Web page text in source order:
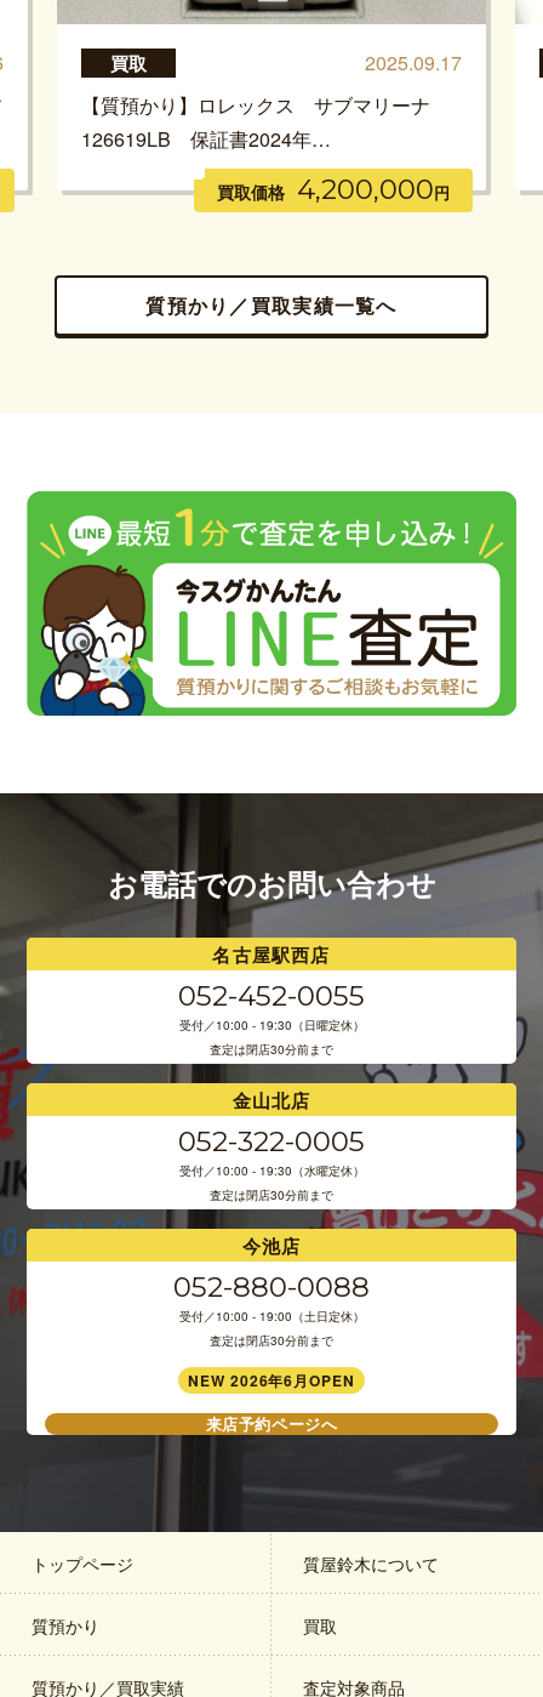
買取
2025.09.17
【質預かり】ロレックス サブマリーナ
126619LB 保証書2024年…
買取価格 4,200,000円
質預かり／買取実績一覧へ
お電話でのお問い合わせ
名古屋駅西店
052-452-0055
受付／10:00 - 19:30（日曜定休）
査定は閉店30分前まで
金山北店
052-322-0005
受付／10:00 - 19:30（水曜定休）
査定は閉店30分前まで
今池店
052-880-0088
受付／10:00 - 19:00（土日定休）
査定は閉店30分前まで
NEW 2026年6月OPEN
来店予約ページへ
トップページ 質屋鈴木について
質預かり 買取
質預かり／買取実績 査定対象商品